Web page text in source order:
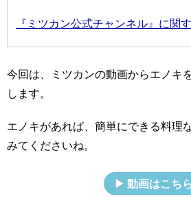
『ミツカン公式チャンネル』に関
今回は、ミツカンの動画からエノキ
します。
エノキがあれば、簡単にできる料理
みてくださいね。
動画はこちら